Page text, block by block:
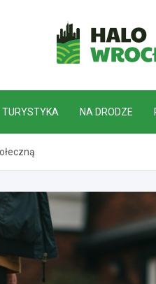
TURYSTYKA NA DRODZE